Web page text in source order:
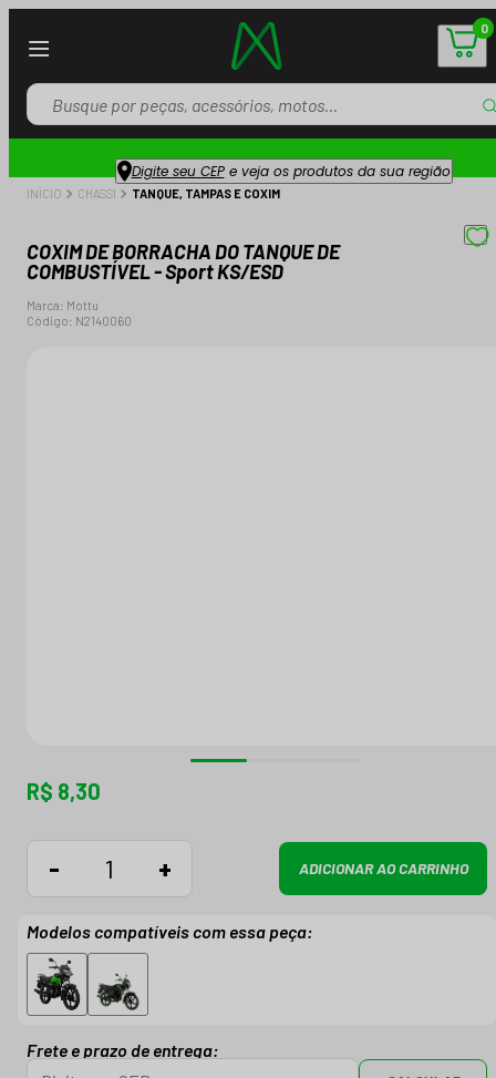
0
Digite seu CEPe veja os produtos da sua região
INÍCIO CHASSI TANQUE, TAMPAS E COXIM
COXIM DE BORRACHA DO TANQUE DE
COMBUSTÍVEL - Sport KS/ESD
Marca: Mottu
Código: N2140060
R$ 8,30
- + ADICIONAR AO CARRINHO
Modelos compatíveis com essa peça:
Frete e prazo de entrega: